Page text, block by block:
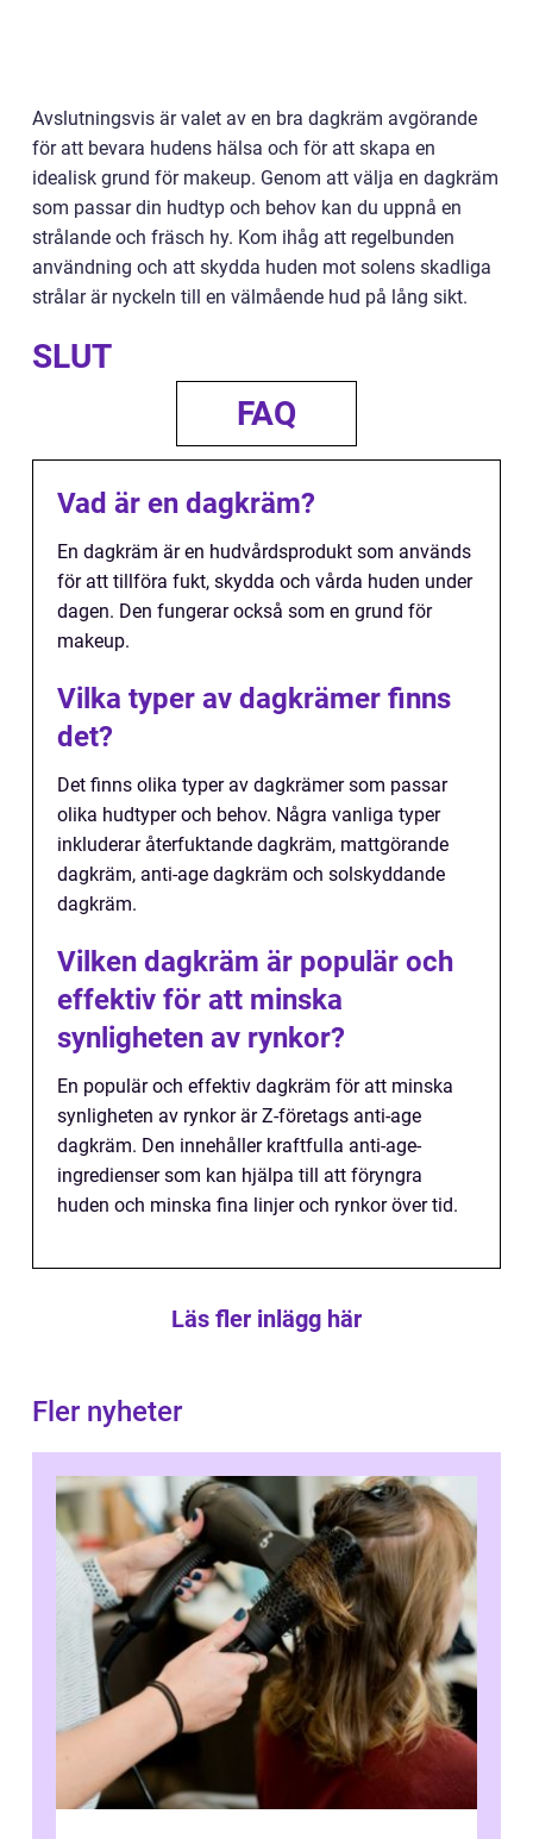
Avslutningsvis är valet av en bra dagkräm avgörande
för att bevara hudens hälsa och för att skapa en
idealisk grund för makeup. Genom att välja en dagkräm
som passar din hudtyp och behov kan du uppnå en
strålande och fräsch hy. Kom ihåg att regelbunden
användning och att skydda huden mot solens skadliga
strålar är nyckeln till en välmående hud på lång sikt.
SLUT
FAQ
Vad är en dagkräm?
En dagkräm är en hudvårdsprodukt som används
för att tillföra fukt, skydda och vårda huden under
dagen. Den fungerar också som en grund för
makeup.
Vilka typer av dagkrämer finns
det?
Det finns olika typer av dagkrämer som passar
olika hudtyper och behov. Några vanliga typer
inkluderar återfuktande dagkräm, mattgörande
dagkräm, anti-age dagkräm och solskyddande
dagkräm.
Vilken dagkräm är populär och
effektiv för att minska
synligheten av rynkor?
En populär och effektiv dagkräm för att minska
synligheten av rynkor är Z-företags anti-age
dagkräm. Den innehåller kraftfulla anti-age-
ingredienser som kan hjälpa till att föryngra
huden och minska fina linjer och rynkor över tid.
Läs fler inlägg här
Fler nyheter